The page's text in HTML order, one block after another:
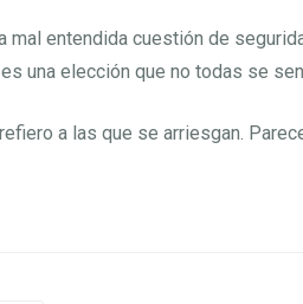
mal entendida cuestión de
una elección que no todas se
a las que se arriesgan.